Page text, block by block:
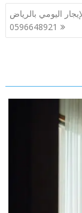
اليومي بالرياض
0596648921